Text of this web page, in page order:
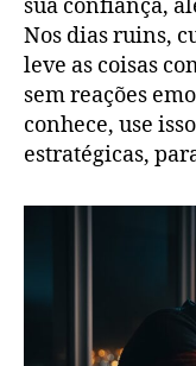
sua confiança,
Nos dias ruins,
leve as coisas
sem reações
conhece, use
estratégicas,